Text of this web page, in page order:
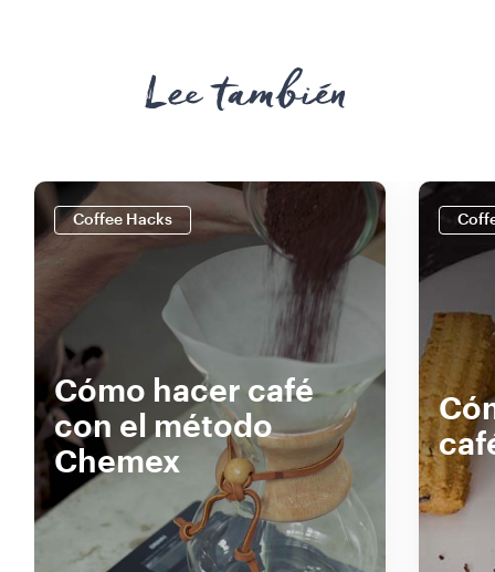
Lee también
Coffee Hacks
Cómo hacer café
con el método
Chemex